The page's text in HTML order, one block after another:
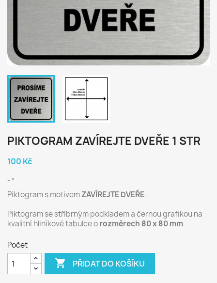
PIKTOGRAM ZAVÍREJTE DVEŘE 1 STR
100 Kč
*
Piktogram s motivemZAVÍREJTE DVEŘE.
Piktogram se stříbrným podkladem a černou grafikou na
kvalitní hliníkové tabulce orozměrech 80 x 80 mm.
Počet
 PŘIDAT DO KOŠÍKU